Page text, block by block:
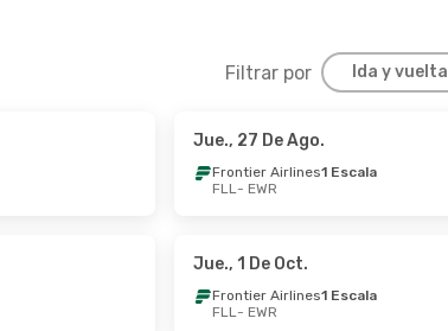
Filtrar por Ida y vuelta
1 Escala
- Lun., 21 De Sep.
Jue., 27 De Ago.
Frontier Airlines1 Escala
FLL- EWR
Jue., 1 De Oct.
Frontier Airlines1 Escala
FLL- EWR